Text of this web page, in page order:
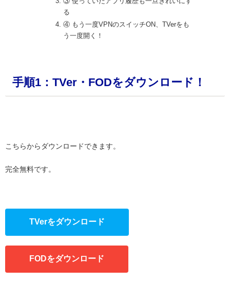
る
④ もう一度VPNのスイッチON、TVerをも
う一度開く！
手順1：TVer・FODをダウンロード！
こちらからダウンロードできます。
完全無料です。
TVerをダウンロード
FODをダウンロード